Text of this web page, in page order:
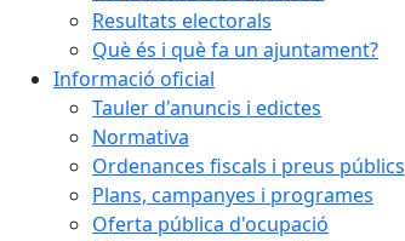
Resultats electorals
Què és i què fa un ajuntament?
Informació oficial
Tauler d'anuncis i edictes
Normativa
Ordenances fiscals i preus públics
Plans, campanyes i programes
Oferta pública d'ocupació